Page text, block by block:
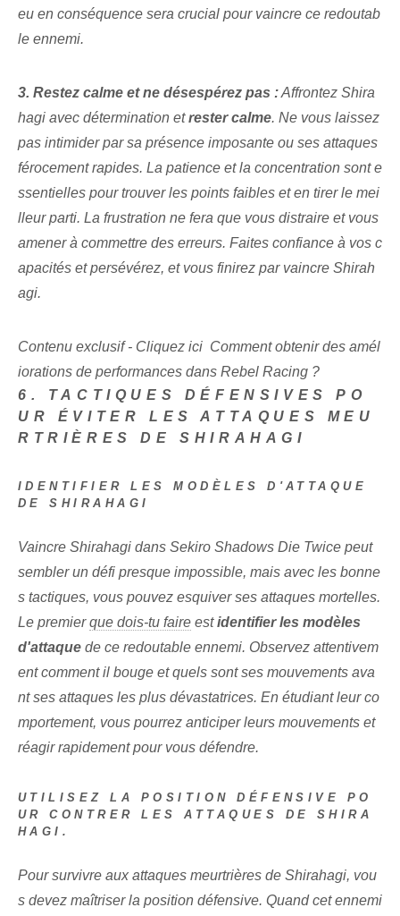
eu en conséquence sera crucial pour vaincre ce redoutab
le ennemi.
3. Restez calme et ne désespérez pas :‍Affrontez Shira
hagi avec détermination etrester calme. Ne vous laissez
pas intimider par sa présence imposante ou ses attaques
férocement rapides. La patience et la concentration sont e
ssentielles pour trouver les points faibles et en tirer le mei
lleur parti. ⁢La frustration ne fera que vous distraire et vous
amener à commettre des erreurs. Faites confiance à vos c
apacités et persévérez, et vous finirez par vaincre Shirah
agi.
Contenu exclusif - Cliquez ici Comment obtenir des amél
iorations de performances dans Rebel Racing ?
6. TACTIQUES DÉFENSIVES PO
UR ÉVITER LES ATTAQUES MEU
RTRIÈRES DE SHIRAHAGI
IDENTIFIER LES MODÈLES D'ATTAQUE
DE SHIRAHAGI
Vaincre Shirahagi dans Sekiro ‌Shadows Die Twice peut
sembler un défi presque impossible, mais‌ avec les bonne
s tactiques, vous pouvez esquiver⁢ ses attaques mortelles.
Le premierque dois-tu faire estidentifier les modèles
d'attaque de ce redoutable ennemi. Observez attentivem
ent⁤ comment il bouge et quels sont ses mouvements ava
nt ses attaques les plus dévastatrices. En étudiant leur co
mportement, vous pourrez anticiper leurs mouvements et
réagir rapidement pour vous défendre.
UTILISEZ LA POSITION DÉFENSIVE PO
UR CONTRER LES ATTAQUES DE SHIRA
HAGI.
Pour survivre aux attaques meurtrières de Shirahagi, vou
s devez maîtriser la position défensive. Quand cet ennemi